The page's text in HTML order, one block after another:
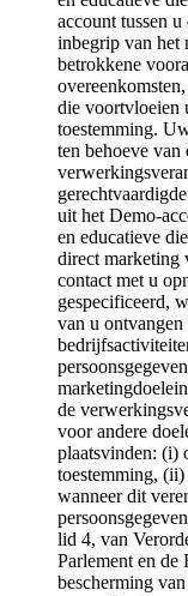
account tussen
inbegrip van het
betrokkene
die voortvloeien
toestemming.
ten behoeve van
uit het Demo-
en educatieve
direct marketing
contact met u
gespecificeerd,
van u
de
voor andere
plaatsvinden: (i)
toestemming,
wanneer dit
lid 4, van
Parlement en de
bescherming